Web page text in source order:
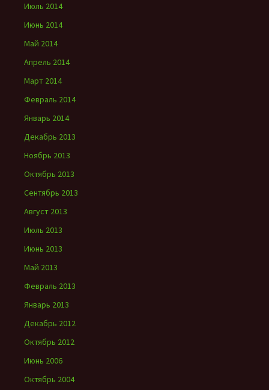
Июль 2014
Июнь 2014
Май 2014
Апрель 2014
Март 2014
Февраль 2014
Январь 2014
Декабрь 2013
Ноябрь 2013
Октябрь 2013
Сентябрь 2013
Август 2013
Июль 2013
Июнь 2013
Май 2013
Февраль 2013
Январь 2013
Декабрь 2012
Октябрь 2012
Июнь 2006
Октябрь 2004